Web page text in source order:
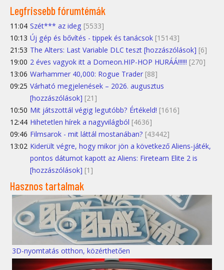
Legfrissebb fórumtémák
11:04 Szét*** az ideg [5533]
10:13 Új gép és bővítés - tippek és tanácsok [15143]
21:53 The Alters: Last Variable DLC teszt [hozzászólások] [6]
19:00 2 éves vagyok itt a Domeon.HIP-HOP HURÁÁ!!!!!! [270]
13:06 Warhammer 40,000: Rogue Trader [88]
09:25 Várható megjelenések – 2026. augusztus
[hozzászólások] [21]
10:50 Mit játszottál végig legutóbb? Értékeld! [1616]
12:44 Hihetetlen hírek a nagyvilágból [4636]
09:46 Filmsarok - mit láttál mostanában? [43442]
13:02 Kiderült végre, hogy mikor jön a következő Aliens-játék,
pontos dátumot kapott az Aliens: Fireteam Elite 2 is
[hozzászólások] [1]
Hasznos tartalmak
3D-nyomtatás otthon, közérthetően